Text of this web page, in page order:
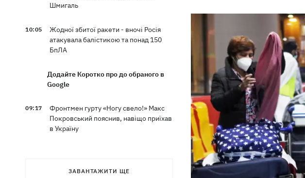
Шмигаль
10:05
Жодної збитої ракети - вночі Росія
атакувала балістикою та понад 150
БпЛА
Додайте Коротко про до обраного в
Google
09:17
Фронтмен гурту «Ногу свело!» Макс
Покровський пояснив, навіщо приїхав
в Україну
буревій накоїв лиха на Франківщині
ЗАВАНТАЖИТИ ЩЕ